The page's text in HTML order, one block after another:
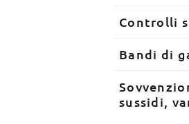
Controlli
Bandi di
sussidi,